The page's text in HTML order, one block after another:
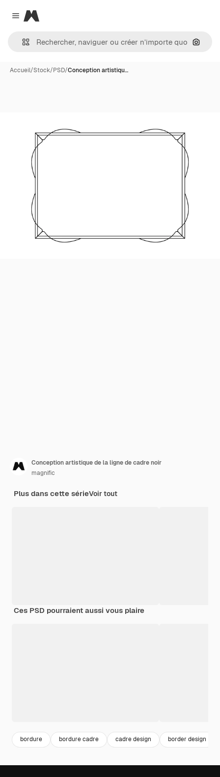
Close menu
Magnific
Accueil/Stock/PSD/Conception artistiqu…
Conception artistique de la ligne de cadre noir
magnific
Plus dans cette sérieVoir tout
Ces PSD pourraient aussi vous plaire
bordure bordure cadre cadre design border design